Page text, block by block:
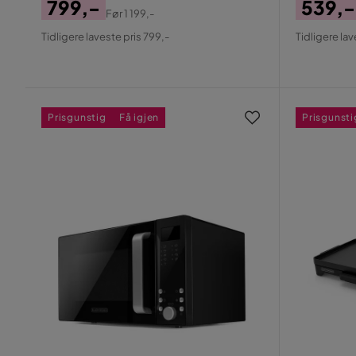
Pris
799,-
Original
Før1 199,-
Tidligere laveste pris 799,-
Pris
539,-
Tidligere
Prisgunstig Få igjen